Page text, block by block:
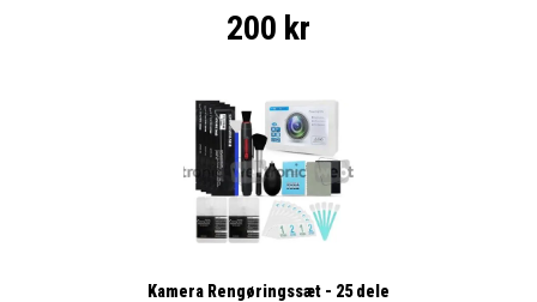
200 kr
Kamera Rengøringssæt - 25 dele